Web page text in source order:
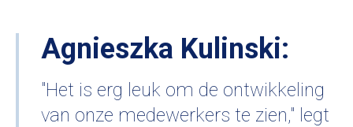
Agnieszka Kulinski:
"Het is erg leuk om de ontwikkeling
van onze medewerkers te zien," legt